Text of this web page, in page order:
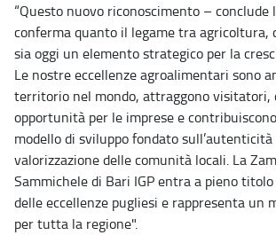
“Questo nuovo riconoscimento – conclude
conferma quanto il legame tra
sia oggi un elemento strategico per la
Le nostre eccellenze agroalimentari sono
territorio nel mondo, attraggono visitatori,
opportunità per le imprese e
modello di sviluppo fondato
valorizzazione delle comunità locali. La
Sammichele di Bari IGP entra a pieno
delle eccellenze pugliesi e rappresenta un
per tutta la regione".